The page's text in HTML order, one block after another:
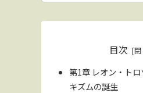
目次
第1章 レオン・ト
キズムの誕生